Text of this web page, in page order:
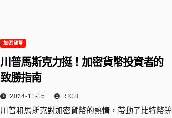
加密貨幣
川普馬斯克力挺！加密貨幣投資者的
致勝指南
2024-11-15 RICH
川普和馬斯克對加密貨幣的熱情，帶動了比特幣等